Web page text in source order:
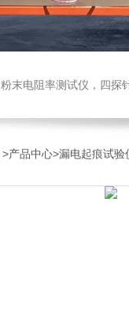
粉末电阻率测试仪，四探针法粉末电阻率仪
>产品中心>漏电起痕试验